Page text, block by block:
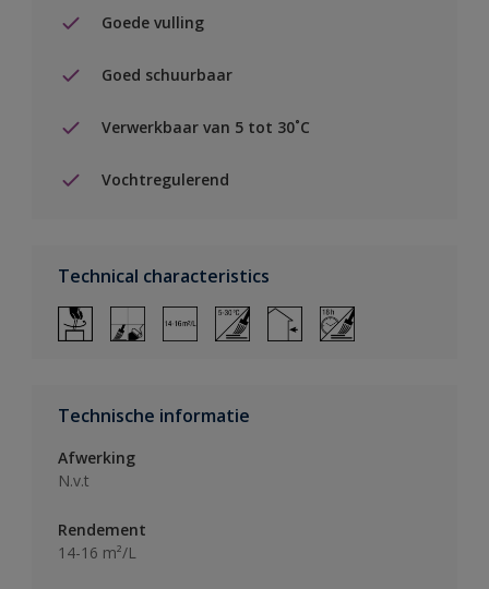
Goede vulling
Goed schuurbaar
Verwerkbaar van 5 tot 30˚C
Vochtregulerend
Technical characteristics
Technische informatie
Afwerking
N.v.t
Rendement
14-16 m²/L